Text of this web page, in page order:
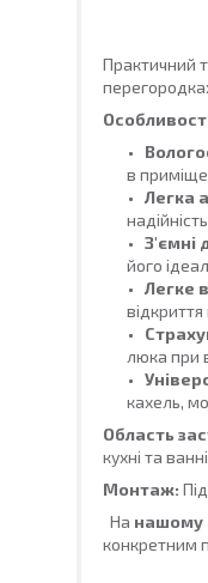
Практичний
в
Легка
З'ємні
його
Легке
люка при
кахель,
Область
кухні та
Монтаж:
На нашому
конкретним